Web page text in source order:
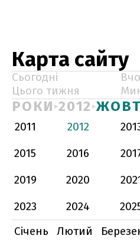
Карта сайту
Сьогодні
Цього тижня
РОКИ 2012
2011 2012
2015
2016
2019
2020
2023
2024
Січень
Лютий